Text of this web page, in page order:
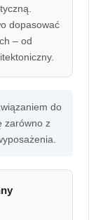
dopasować
– od
do
zarówno z